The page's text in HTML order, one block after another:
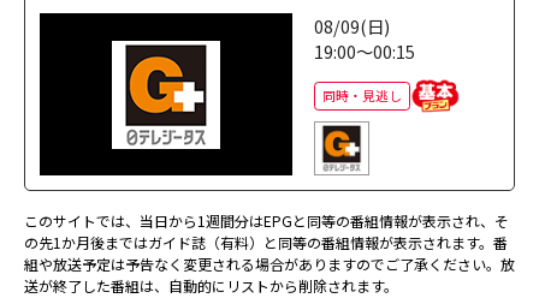
08/09(日)
19:00～00:15
同時・見逃し
このサイトでは、当日から1週間分はEPGと同等の番組情報が表示され、そ
の先1か月後まではガイド誌（有料）と同等の番組情報が表示されます。番
組や放送予定は予告なく変更される場合がありますのでご了承ください。放
送が終了した番組は、自動的にリストから削除されます。